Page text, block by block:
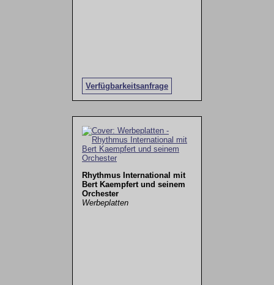
Verfügbarkeitsanfrage
Rhythmus International mit
Bert Kaempfert und seinem
Orchester
Werbeplatten